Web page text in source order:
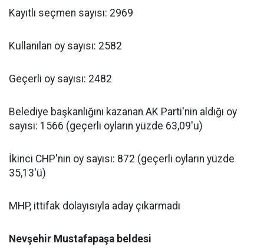
Kayıtlı seçmen sayısı: 2969
Kullanılan oy sayısı: 2582
Geçerli oy sayısı: 2482
Belediye başkanlığını kazanan AK Parti'nin aldığı oy
sayısı: 1566 (geçerli oyların yüzde 63,09'u)
İkinci CHP'nin oy sayısı: 872 (geçerli oyların yüzde
35,13'ü)
MHP, ittifak dolayısıyla aday çıkarmadı
Nevşehir Mustafapaşa beldesi